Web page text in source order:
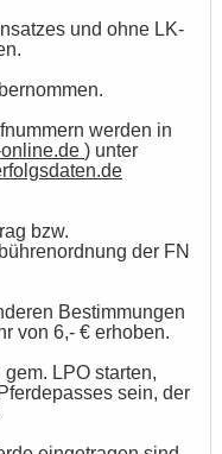
und ohne LK-
werden in
) unter
bzw.
der FN
Bestimmungen
von 6,- € erhoben.
LPO starten,
sein, der